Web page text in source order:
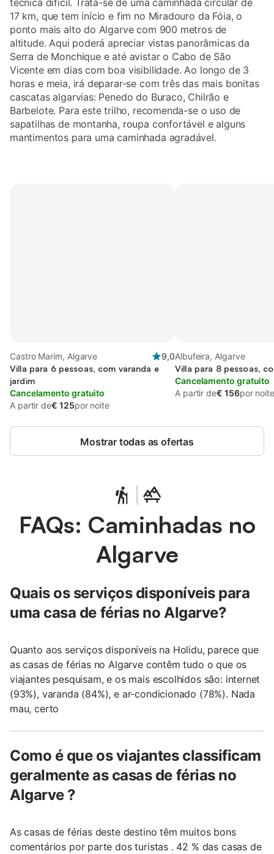
17 km, que tem início e fim no Miradouro da Fóia, o
ponto mais alto do Algarve com 900 metros de
altitude. Aqui poderá apreciar vistas panorâmicas da
Serra de Monchique e até avistar o Cabo de São
Vicente em dias com boa visibilidade. Ao longo de 3
horas e meia, irá deparar-se com três das mais bonitas
cascatas algarvias: Penedo do Buraco, Chilrão e
Barbelote. Para este trilho, recomenda-se o uso de
sapatilhas de montanha, roupa confortável e alguns
mantimentos para uma caminhada agradável.
Castro Marim, Algarve
9,0
Villa para 6 pessoas, com varanda e
jardim
Cancelamento gratuito
A partir de€ 125por noite
Albufeira, Algarve
Villa para 8 pessoas,
Cancelamento gratuito
A partir de€ 156por noite
Mostrar todas as ofertas
FAQs: Caminhadas no
Algarve
Quais os serviços disponíveis para
uma casa de férias no Algarve?
Quanto aos serviços disponíveis na Holidu, parece que
as casas de férias no Algarve contêm tudo o que os
viajantes pesquisam, e os mais escolhidos são: internet
(93%), varanda (84%), e ar-condicionado (78%). Nada
mau, certo
Como é que os viajantes classificam
geralmente as casas de férias no
Algarve ?
As casas de férias deste destino têm muitos bons
comentários por parte dos turistas . 42 % das casas de